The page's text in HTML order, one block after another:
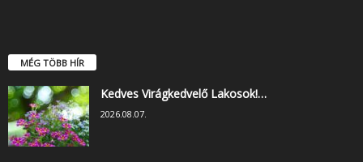
MÉG TÖBB HÍR
Kedves Virágkedvelő Lakosok!…
2026.08.07.